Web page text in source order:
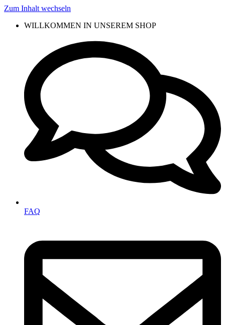
Zum Inhalt wechseln
WILLKOMMEN IN UNSEREM SHOP
FAQ